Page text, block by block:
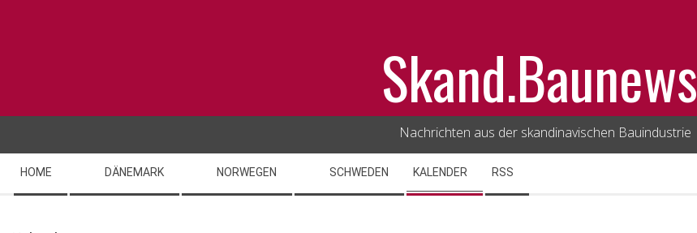
Skand.Baunews
Nachrichten aus der skandinavischen Bauindustrie
Navigation
Menu
HOME DÄNEMARK NORWEGEN SCHWEDEN KALENDER RSS